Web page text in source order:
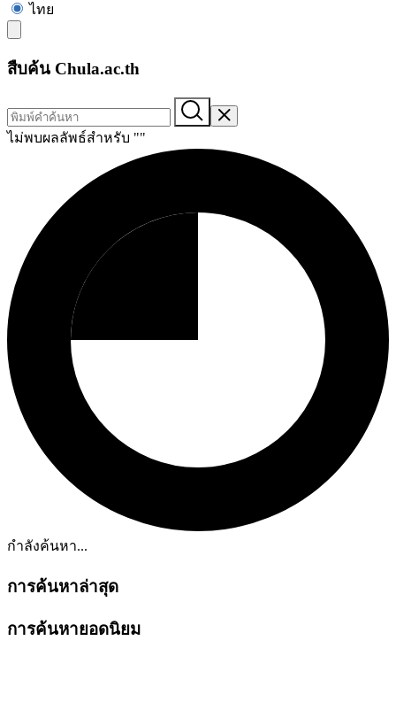
ไทย
สืบค้น Chula.ac.th
ไม่พบผลลัพธ์สำหรับ ""
กำลังค้นหา...
การค้นหาล่าสุด
การค้นหายอดนิยม